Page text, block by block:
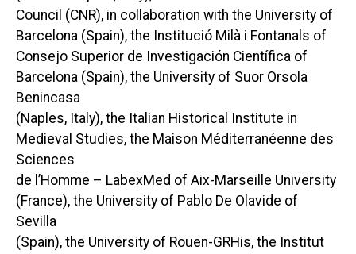
Council (CNR), in collaboration with the University of
Barcelona (Spain), the Institució Milà i Fontanals of
Consejo Superior de Investigación Científica of
Barcelona (Spain), the University of Suor Orsola
Benincasa
(Naples, Italy), the Italian Historical Institute in
Medieval Studies, the Maison Méditerranéenne des
Sciences
de l’Homme – LabexMed of Aix-Marseille University
(France), the University of Pablo De Olavide of
Sevilla
(Spain), the University of Rouen-GRHis, the Institut